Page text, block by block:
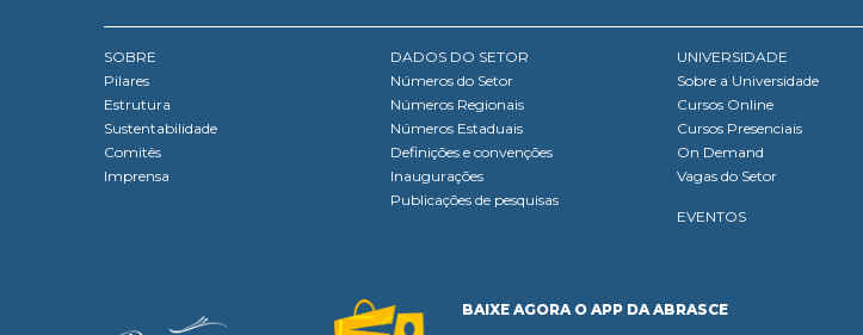
SOBRE
Pilares
Estrutura
Sustentabilidade
Comitês
Imprensa
DADOS DO SETOR
Números do Setor
Números Regionais
Números Estaduais
Definições e convenções
Inaugurações
Publicações de pesquisas
UNIVERSIDADE
Sobre a Universidade
Cursos Online
Cursos Presenciais
On Demand
Vagas do Setor
EVENTOS
BAIXE AGORA O APP DA ABRASCE